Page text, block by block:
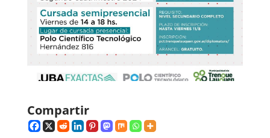
Compartir